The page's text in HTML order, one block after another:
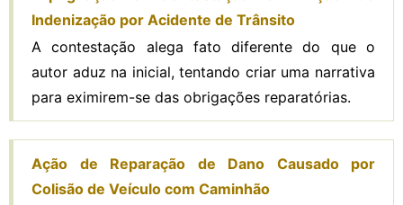
Indenização por Acidente de Trânsito
A contestação alega fato diferente do que o
autor aduz na inicial, tentando criar uma narrativa
para eximirem-se das obrigações reparatórias.
Ação de Reparação de Dano Causado por
Colisão de Veículo com Caminhão